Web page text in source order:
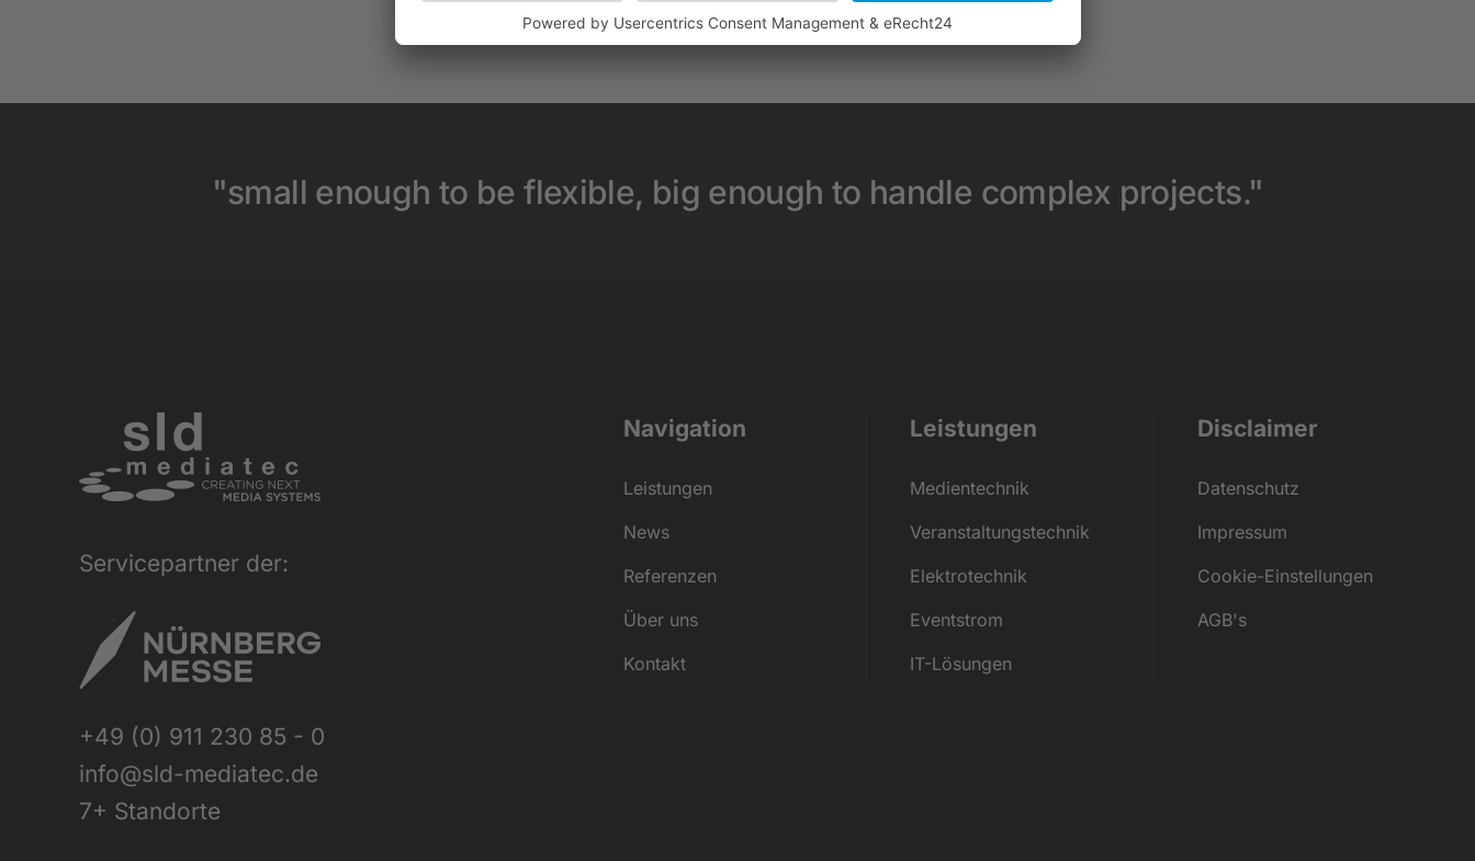
"small enough to be flexible, big enough to handle complex projects."
Servicepartner der:
+49 (0) 911 230 85 - 0
info@sld-mediatec.de
7+ Standorte
Navigation
Leistungen
News
Referenzen
Über uns
Kontakt
Leistungen
Medientechnik
Veranstaltungs­technik
Elektrotechnik
Eventstrom
IT-Lösungen
Disclaimer
Datenschutz
Impressum
Cookie-Einstellungen
AGB's